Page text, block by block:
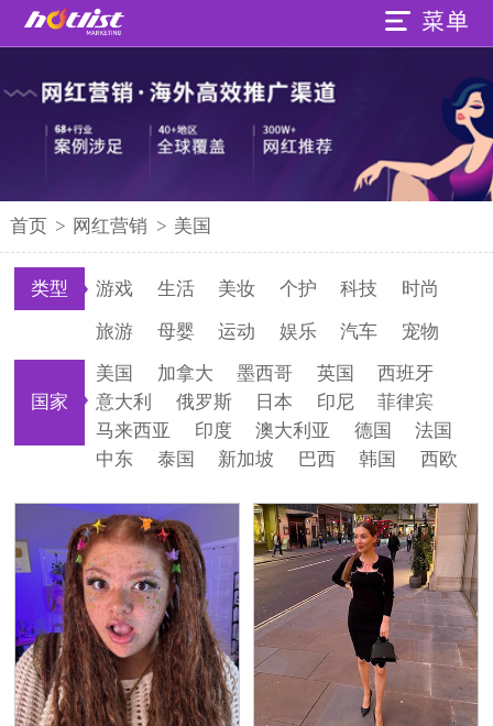
首页 > 网红营销 > 美国
类型 游戏 生活 美妆 个护 科技 时尚
旅游 母婴 运动 娱乐 汽车 宠物
国家
美国 加拿大 墨西哥 英国
西班牙
意大利
俄罗斯 日本 印尼
菲律宾
马来西亚
印度 澳大利亚 德国
法国
中东
泰国 新加坡 巴西 韩国 西欧